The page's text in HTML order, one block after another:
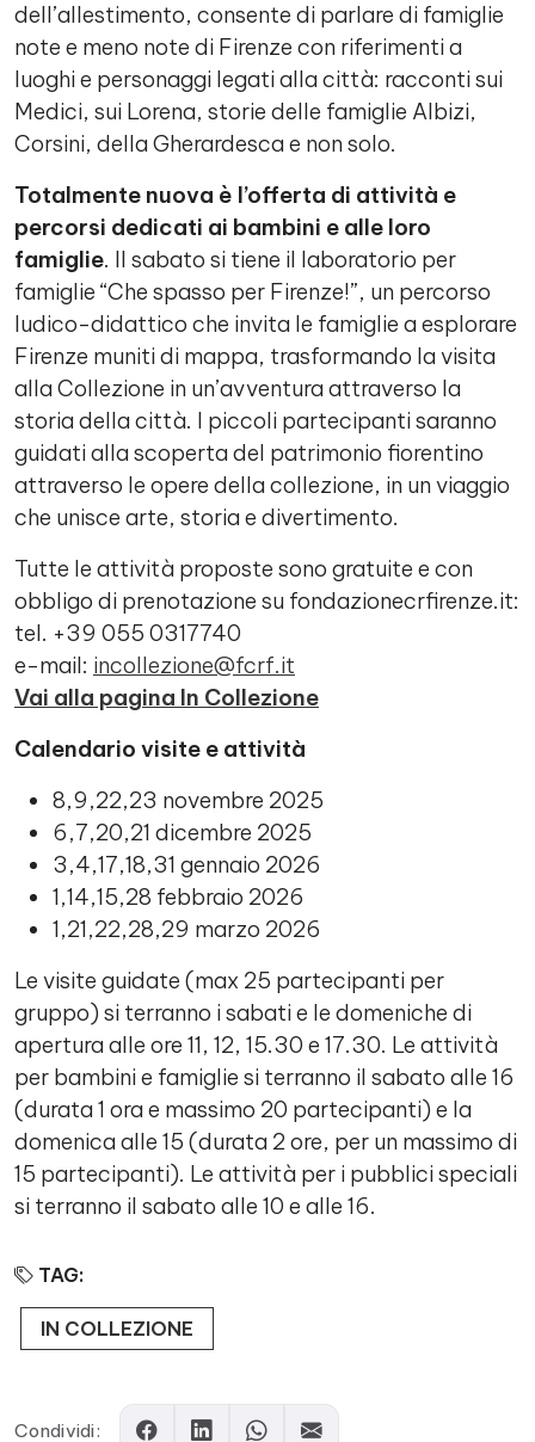
dell’allestimento, consente di parlare di famiglie
note e meno note di Firenze con riferimenti a
luoghi e personaggi legati alla città: racconti sui
Medici, sui Lorena, storie delle famiglie Albizi,
Corsini, della Gherardesca e non solo.
Totalmente nuova è l’offerta di attività e
percorsi dedicati ai bambini e alle loro
famiglie. Il sabato si tiene il laboratorio per
famiglie “Che spasso per Firenze!”, un percorso
ludico-didattico che invita le famiglie a esplorare
Firenze muniti di mappa, trasformando la visita
alla Collezione in un’avventura attraverso la
storia della città. I piccoli partecipanti saranno
guidati alla scoperta del patrimonio fiorentino
attraverso le opere della collezione, in un viaggio
che unisce arte, storia e divertimento.
Tutte le attività proposte sono gratuite e con
obbligo di prenotazione su fondazionecrfirenze.it:
tel. +39 055 0317740
e-mail: incollezione@fcrf.it
Vai alla pagina In Collezione
Calendario visite e attività
8,9,22,23 novembre 2025
6,7,20,21 dicembre 2025
3,4,17,18,31 gennaio 2026
1,14,15,28 febbraio 2026
1,21,22,28,29 marzo 2026
Le visite guidate (max 25 partecipanti per
gruppo) si terranno i sabati e le domeniche di
apertura alle ore 11, 12, 15.30 e 17.30. Le attività
per bambini e famiglie si terranno il sabato alle 16
(durata 1 ora e massimo 20 partecipanti) e la
domenica alle 15 (durata 2 ore, per un massimo di
15 partecipanti). Le attività per i pubblici speciali
si terranno il sabato alle 10 e alle 16.
TAG:
IN COLLEZIONE
Condividi: